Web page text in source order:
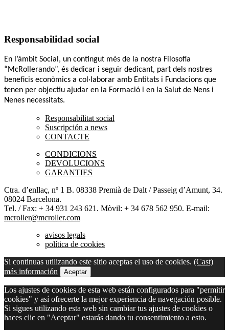
Responsabilidad social
En l’àmbit Social, un contingut més de la nostra Filosofia
“McRollerando”, és dedicar i seguir dedicant, part dels nostres
beneficis econòmics a col·laborar amb Entitats i Fundacions que
tenen per objectiu ajudar en la Formació i en la Salut de Nens i
Nenes necessitats.
Responsabilitat social
Suscripción a news
CONTACTE
CONDICIONS
DEVOLUCIONS
GARANTIES
Ctra. d’enllaç, nº 1 B. 08338 Premià de Dalt / Passeig d’Amunt, 34.
08024 Barcelona.
Tel. / Fax: + 34 931 243 621. Mòvil: + 34 678 562 950. E-mail:
mcroller@mcroller.com
avisos legals
política de cookies
Si continuas utilizando este sitio aceptas el uso de cookies. (Cast)
más información
Aceptar
Los ajustes de cookies de esta web están configurados para "permitir
cookies" y así ofrecerte la mejor experiencia de navegación posible.
Si sigues utilizando esta web sin cambiar tus ajustes de cookies o
haces clic en "Aceptar" estarás dando tu consentimiento a esto.